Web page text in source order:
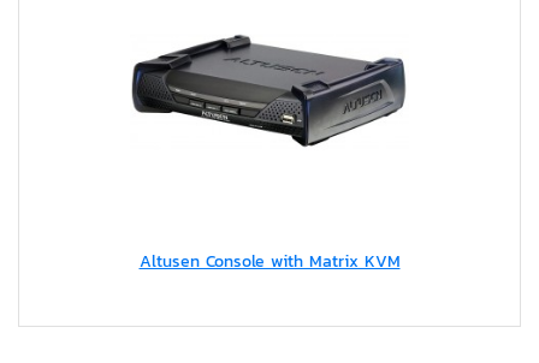
Altusen Console with Matrix KVM